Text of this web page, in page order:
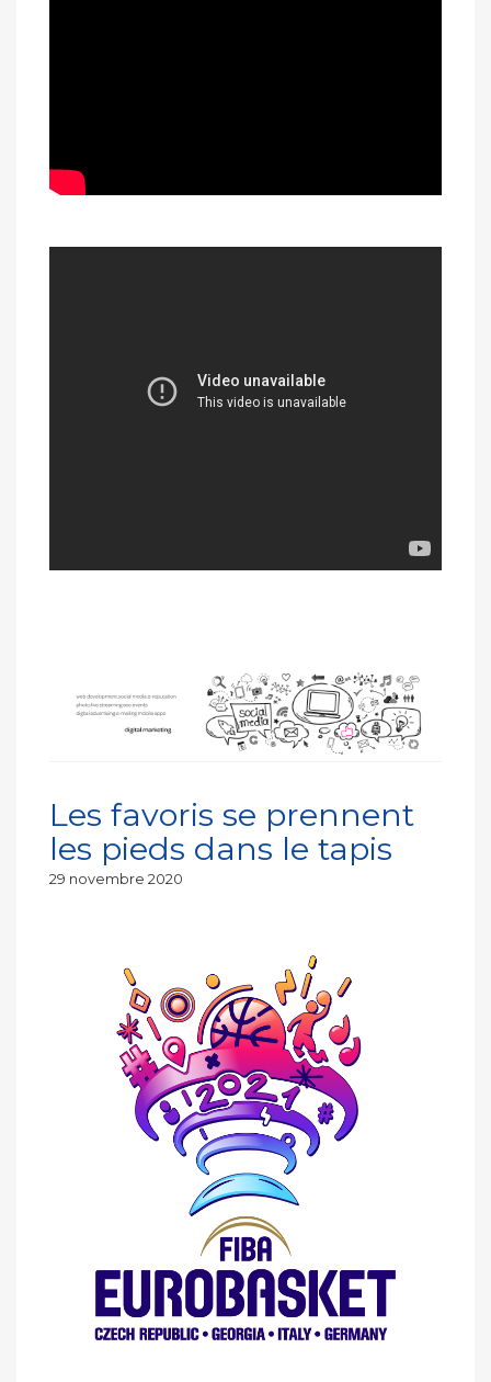
Les favoris se prennent
les pieds dans le tapis
Publié
29 novembre 2020